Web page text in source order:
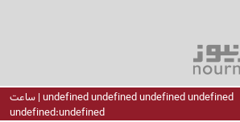
undefined undefined undefined undefined | ساعت
undefined:undefined